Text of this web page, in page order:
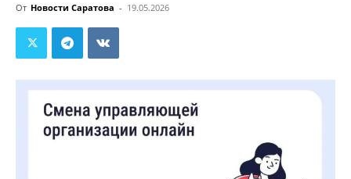
От Новости Саратова - 19.05.2026